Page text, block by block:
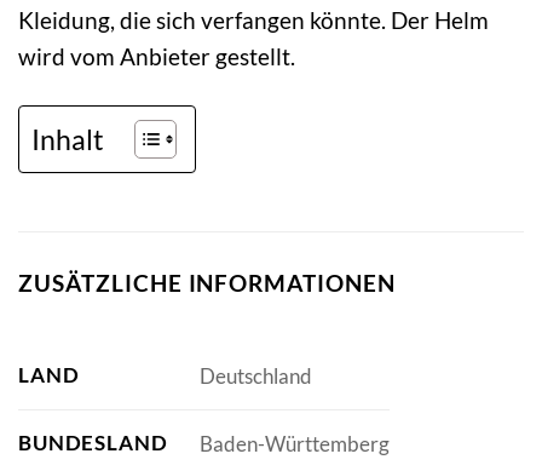
Kleidung, die sich verfangen könnte. Der Helm
wird vom Anbieter gestellt.
Inhalt
ZUSÄTZLICHE INFORMATIONEN
LAND Deutschland
BUNDESLAND Baden-Württemberg